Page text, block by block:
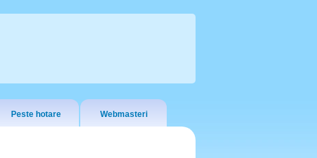
Peste hotare Webmasteri